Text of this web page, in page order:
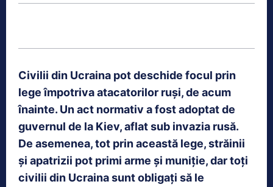
Civilii din Ucraina pot deschide focul prin
lege împotriva atacatorilor ruși, de acum
înainte. Un act normativ a fost adoptat de
guvernul de la Kiev, aflat sub invazia rusă.
De asemenea, tot prin această lege, străinii
și apatrizii pot primi arme și muniție, dar toți
civilii din Ucraina sunt obligați să le